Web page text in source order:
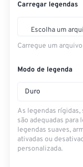
Carregar legendas
Escolha um
Carregue um
Modo de legenda
Duro
As legendas
são adequadas para
legendas suaves,
ativadas ou
personalizada.